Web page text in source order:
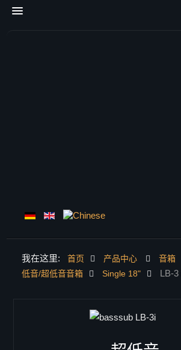
首页
联系我们
我在这里: 首页 产品中心
音箱
低音/超低音音箱
Single 18" LB-3